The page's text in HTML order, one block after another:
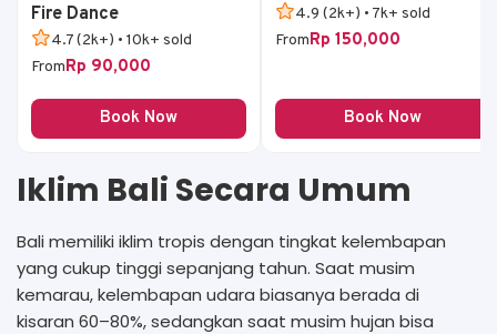
Fire Dance
4.7 (2k+) • 10k+ sold
FromRp 90,000
Book Now
4.9 (2k+) • 7k+ sold
FromRp 150,000
Book Now
Iklim Bali Secara Umum
Bali memiliki iklim tropis dengan tingkat kelembapan
yang cukup tinggi sepanjang tahun. Saat musim
kemarau, kelembapan udara biasanya berada di
kisaran 60–80%, sedangkan saat musim hujan bisa